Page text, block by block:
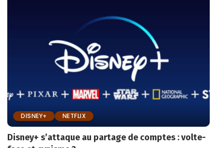
DISNEY+ NETFLIX
Disney+ s’attaque au partage de comptes : volte-